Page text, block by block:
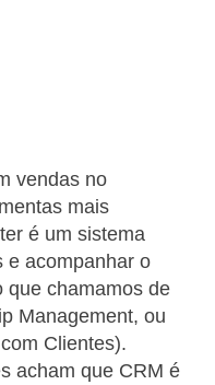
vendas no
mais
é um sistema
e acompanhar o
que chamamos de
Management, ou
Clientes).
acham que CRM é